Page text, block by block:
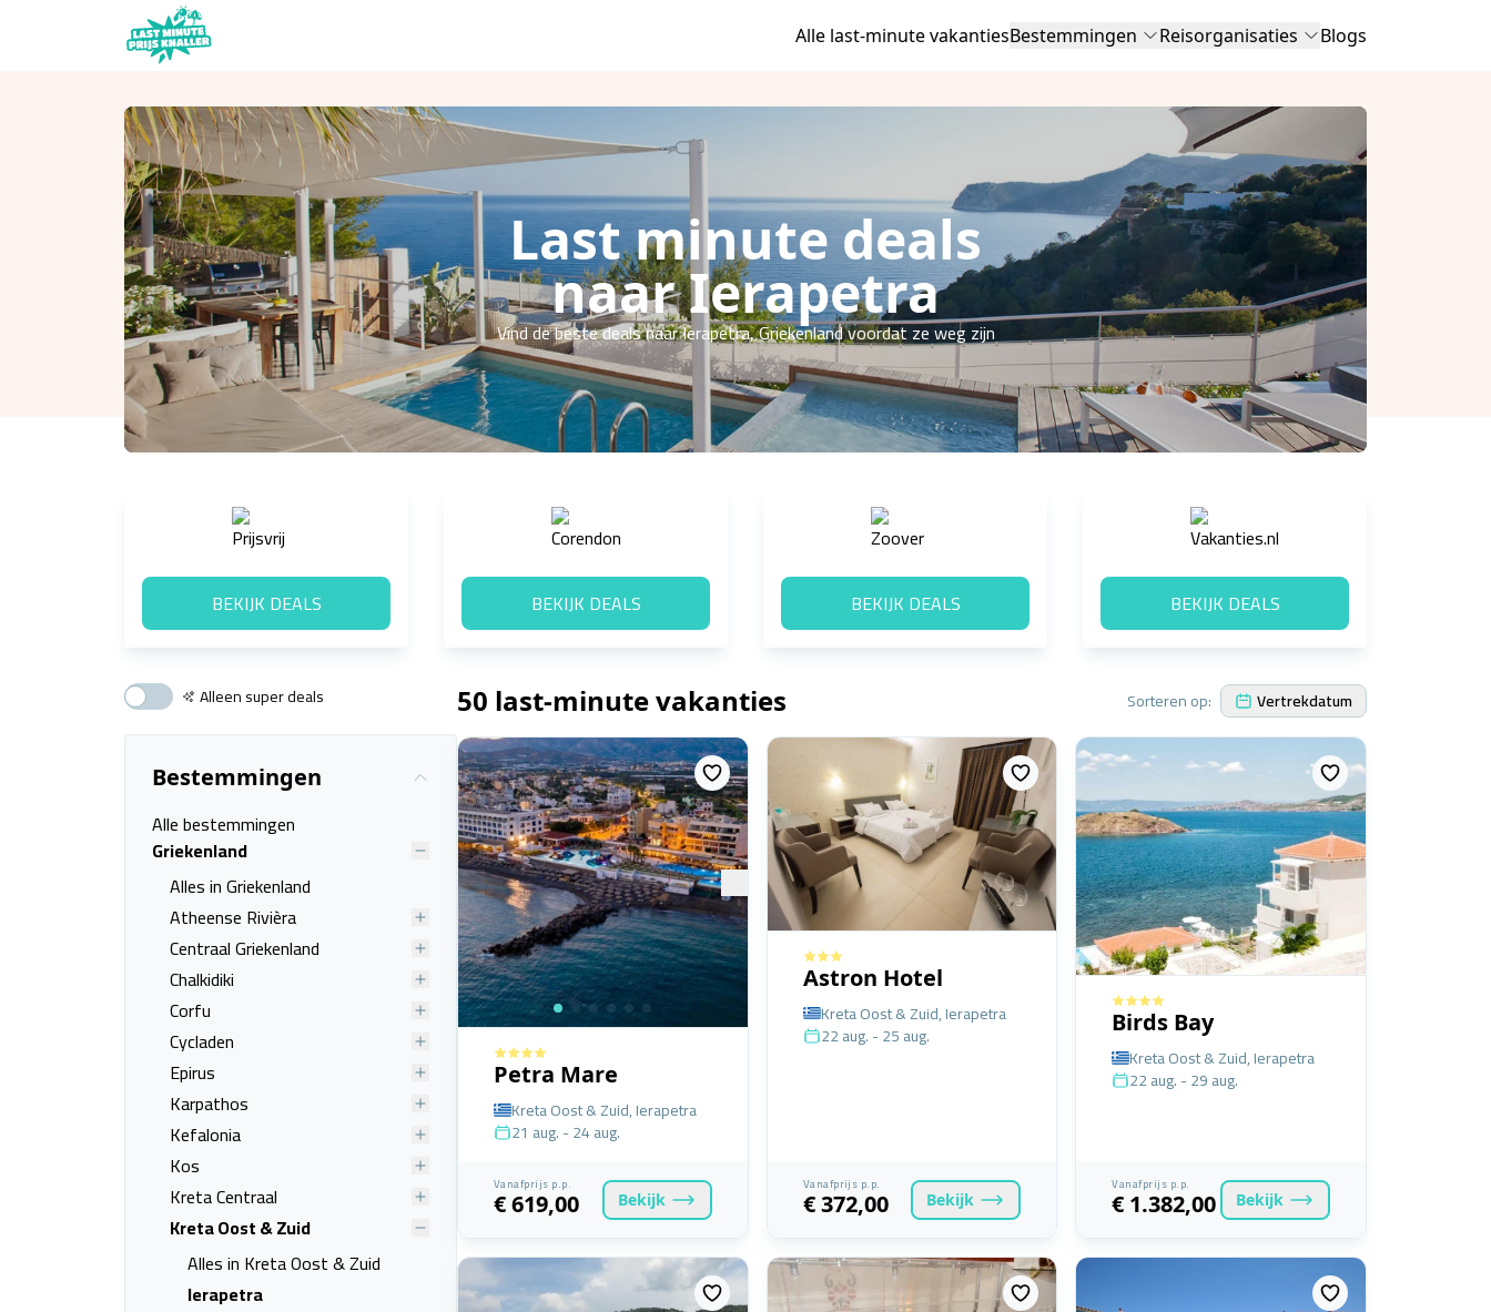
Alle last-minute vakantiesBestemmingen Reisorganisaties Blogs
Last minute deals
naar Ierapetra
Vind de beste deals naar Ierapetra, Griekenland voordat ze weg zijn
BEKIJK DEALS BEKIJK DEALS BEKIJK DEALS BEKIJK DEALS
Alleen super deals
Bestemmingen
Alle bestemmingen
Griekenland
Alles in Griekenland
Atheense Rivièra
Centraal Griekenland
Chalkidiki
Corfu
Cycladen
Epirus
Karpathos
Kefalonia
Kos
Kreta Centraal
Kreta Oost & Zuid
Alles in Kreta Oost & Zuid
Ierapetra
50 last-minute vakanties Sorteren op: Vertrekdatum
Petra Mare
Kreta Oost & Zuid, Ierapetra
21 aug. - 24 aug.
Vanafprijs p.p.
€ 619,00 Bekijk
Astron Hotel
Kreta Oost & Zuid, Ierapetra
22 aug. - 25 aug.
Vanafprijs p.p.
€ 372,00 Bekijk
Birds Bay
Kreta Oost & Zuid, Ierapetra
22 aug. - 29 aug.
Vanafprijs p.p.
€ 1.382,00 Bekijk